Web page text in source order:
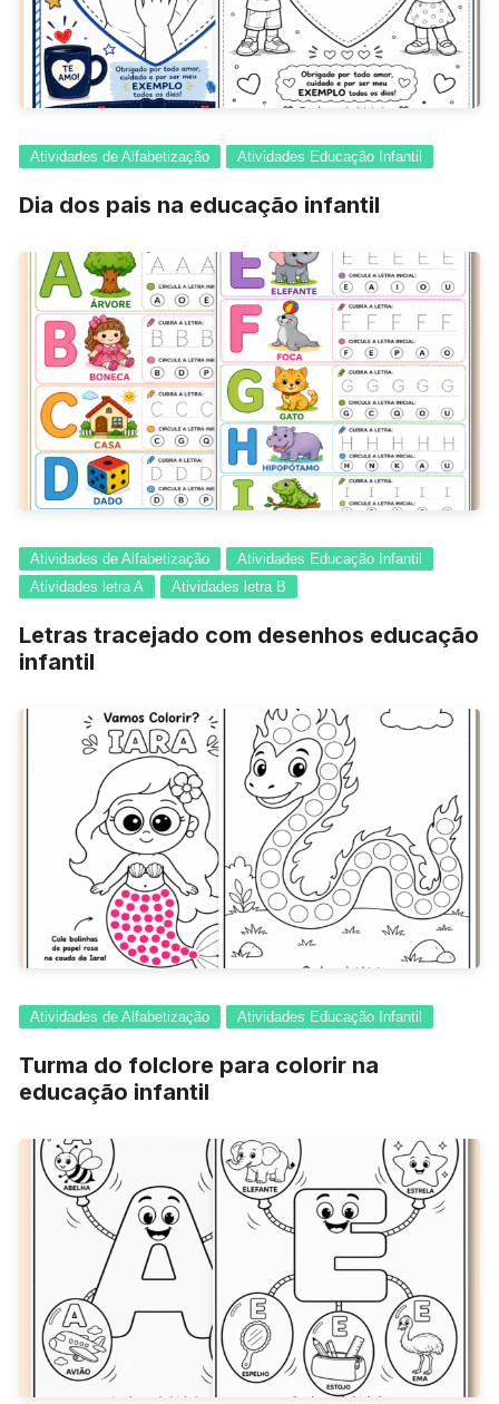
Atividades de Alfabetização Atividades Educação Infantil
Dia dos pais na educação infantil
Atividades de Alfabetização
Atividades Educação Infantil
Atividades letra A
Atividades letra B
Letras tracejado com desenhos educação
infantil
Atividades de Alfabetização Atividades Educação Infantil
Turma do folclore para colorir na
educação infantil